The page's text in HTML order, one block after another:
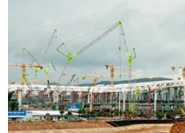
Nhiều quan chức vùng Bắc
định thư do anh và EU ký
cắt với các phần còn lại của